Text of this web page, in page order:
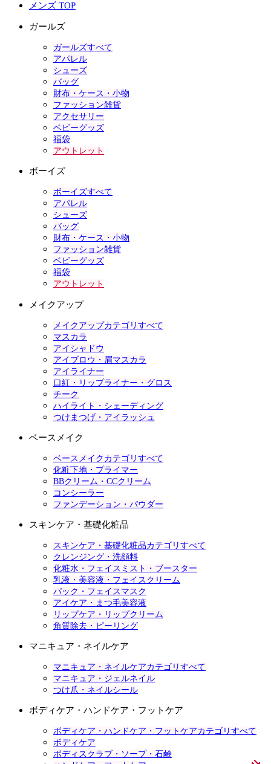
メンズ TOP
ガールズ
ガールズすべて
アパレル
シューズ
バッグ
財布・ケース・小物
ファッション雑貨
アクセサリー
ベビーグッズ
福袋
アウトレット
ボーイズ
ボーイズすべて
アパレル
シューズ
バッグ
財布・ケース・小物
ファッション雑貨
ベビーグッズ
福袋
アウトレット
メイクアップ
メイクアップカテゴリすべて
マスカラ
アイシャドウ
アイブロウ・眉マスカラ
アイライナー
口紅・リップライナー・グロス
チーク
ハイライト・シェーディング
つけまつげ・アイラッシュ
ベースメイク
ベースメイクカテゴリすべて
化粧下地・プライマー
BBクリーム・CCクリーム
コンシーラー
ファンデーション・パウダー
スキンケア・基礎化粧品
スキンケア・基礎化粧品カテゴリすべて
クレンジング・洗顔料
化粧水・フェイスミスト・ブースター
乳液・美容液・フェイスクリーム
パック・フェイスマスク
アイケア・まつ毛美容液
リップケア・リップクリーム
角質除去・ピーリング
マニキュア・ネイルケア
マニキュア・ネイルケアカテゴリすべて
マニキュア・ジェルネイル
つけ爪・ネイルシール
ボディケア・ハンドケア・フットケア
ボディケア・ハンドケア・フットケアカテゴリすべて
ボディケア
ボディスクラブ・ソープ・石鹸